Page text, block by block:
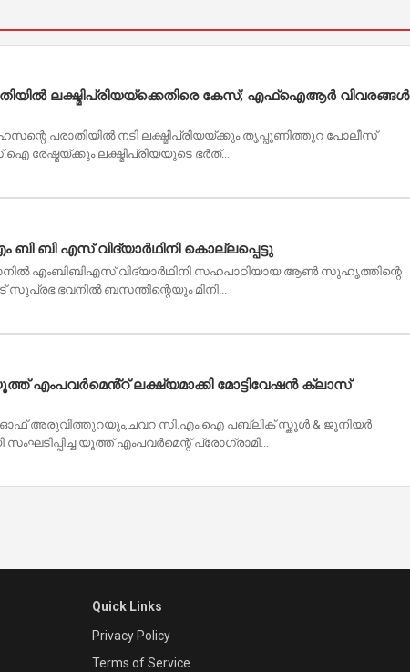
ലക്ഷ്മിപ്രിയയ്ക്കെതിരെ കേസ്; എഫ്ഐആർ വിവരങ്ങൾ
പരാതിയിൽ നടി ലക്ഷ്മിപ്രിയയ്ക്കും തൃപ്പൂണിത്തുറ പോലീസ്
രേഷ്മയ്ക്കും ലക്ഷ്മിപ്രിയയുടെ ഭർത്...
ബി ബി എസ് വിദ്യാർഥിനി കൊല്ലപ്പെട്ടു
എംബിബിഎസ് വിദ്യാർഥിനി സഹപാഠിയായ ആൺ സുഹൃത്തിന്റെ
സുപ്രഭ ഭവനിൽ ബസന്തിന്റെയും മിനി...
എംപവർമെൻ്റ് ലക്ഷ്യമാക്കി മോട്ടിവേഷൻ ക്ലാസ്
അരുവിത്തുറയും,ചവറ സി.എം.ഐ പബ്ലിക് സ്കൂൾ & ജൂനിയർ
യൂത്ത് എംപവർമെന്റ് പ്രോഗ്രാമി...
Quick Links
Privacy Policy
Terms of Service